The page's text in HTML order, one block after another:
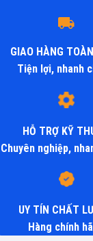
GIAO HÀNG
Tiện lợi, nhanh
HỖ TRỢ KỸ
Chuyên nghiệp,
UY TÍN CHẤT
Hàng chính